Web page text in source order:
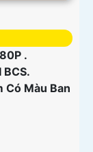
.
BCS.
Có Màu Ban